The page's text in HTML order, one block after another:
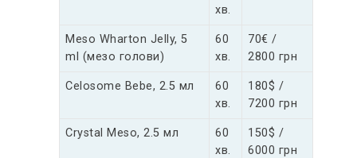
хв.
Meso Wharton Jelly, 5
ml (мезо голови)
60
хв.
70€ /
2800 грн
Celosome Bebe, 2.5 мл
60
хв.
180$ /
7200 грн
Crystal Meso, 2.5 мл
60
хв.
150$ /
6000 грн